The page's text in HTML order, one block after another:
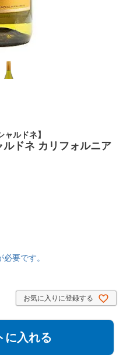
ャルドネ】
ドネ カリフォルニア
要です。
お気に入りに登録する
に入れる